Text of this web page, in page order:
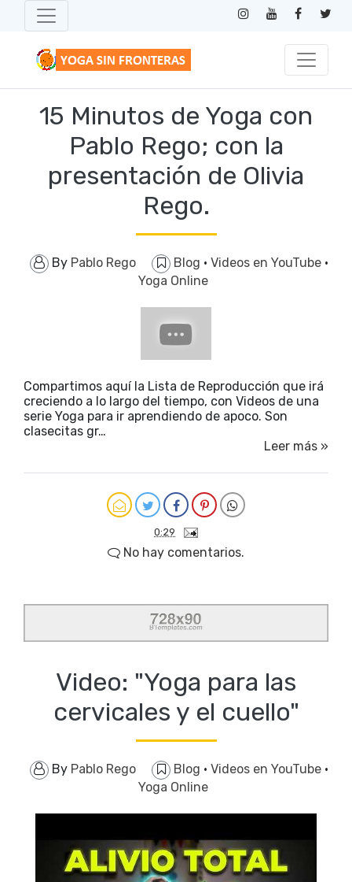
15 Minutos de Yoga con
Pablo Rego; con la
presentación de Olivia
Rego.
By Pablo Rego Blog · Videos en YouTube ·
Yoga Online
Compartimos aquí la Lista de Reproducción que irá
creciendo a lo largo del tiempo, con Videos de una
serie Yoga para ir aprendiendo de apoco. Son
clasecitas gr…
Leer más »
0:29
No hay comentarios.
Video: "Yoga para las
cervicales y el cuello"
By Pablo Rego Blog · Videos en YouTube ·
Yoga Online